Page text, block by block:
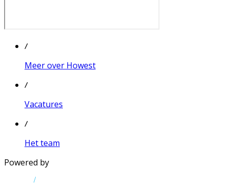
/
Meer over Howest
/
Vacatures
/
Het team
Powered by